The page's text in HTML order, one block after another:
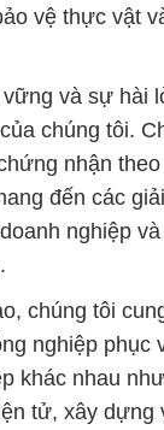
nhận theo
đến các giải
nghiệp
chúng tôi
nghiệp phục
khác nhau
tử, xây dựng
hào là đơn vị
luôn ưu tiên
hoạt động
vụ và